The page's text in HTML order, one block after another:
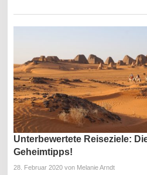
Unterbewertete Reiseziele:
Geheimtipps!
28. Februar 2020 von Melanie Arndt